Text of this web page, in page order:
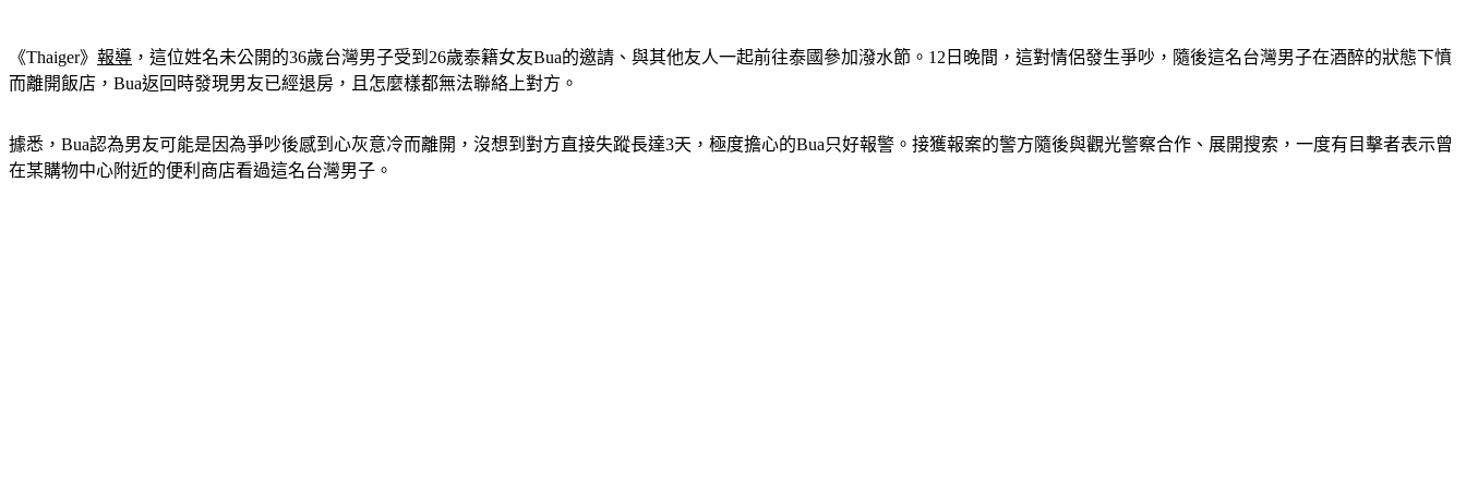
《Thaiger》 報導 ，這位姓名未公開的36歲台灣男子受到26歲泰籍女友Bua的邀請、與其他友人一起前往泰國參加潑水節。12日晚間，這對情侶發生爭吵，隨後這名台灣男子在酒醉的狀態下憤
而離開飯店，Bua返回時發現男友已經退房，且怎麼樣都無法聯絡上對方。
據悉，Bua認為男友可能是因為爭吵後感到心灰意冷而離開，沒想到對方直接失蹤長達3天，極度擔心的Bua只好報警。接獲報案的警方隨後與觀光警察合作、展開搜索，一度有目擊者表示曾
在某購物中心附近的便利商店看過這名台灣男子。